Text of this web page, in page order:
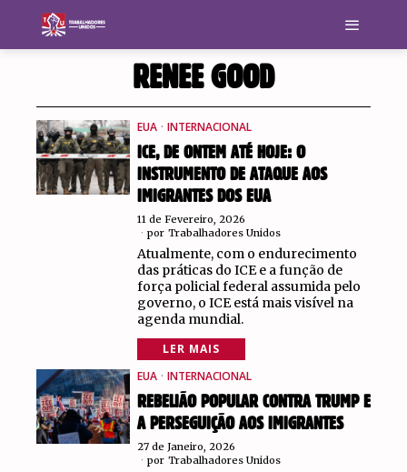
RENEE GOOD
EUA · INTERNACIONAL
ICE, DE ONTEM ATÉ HOJE: O
INSTRUMENTO DE ATAQUE AOS
IMIGRANTES DOS EUA
11 de Fevereiro, 2026
por Trabalhadores Unidos
Atualmente, com o endurecimento
das práticas do ICE e a função de
força policial federal assumida pelo
governo, o ICE está mais visível na
agenda mundial.
LER MAIS
EUA · INTERNACIONAL
REBELIÃO POPULAR CONTRA TRUMP E
A PERSEGUIÇÃO AOS IMIGRANTES
27 de Janeiro, 2026
por Trabalhadores Unidos